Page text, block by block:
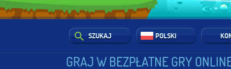
SZUKAJ POLSKI
GRAJ W BEZPŁATNE GRY